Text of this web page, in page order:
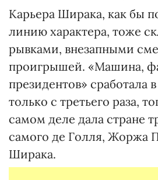
Карьера Ширака, как бы
линию характера, тоже
рывками, внезапными
проигрышей. «Машина,
президентов» сработала
только с третьего раза,
самом деле дала стране
самого де Голля, Жоржа
Ширака.